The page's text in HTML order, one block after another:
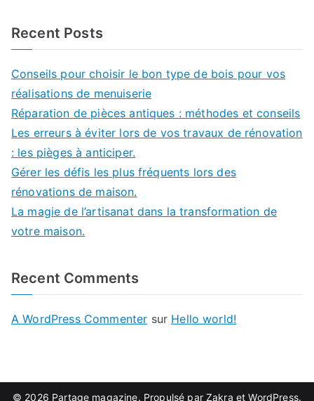
Recent Posts
Conseils pour choisir le bon type de bois pour vos
réalisations de menuiserie
Réparation de pièces antiques : méthodes et conseils
Les erreurs à éviter lors de vos travaux de rénovation
: les pièges à anticiper.
Gérer les défis les plus fréquents lors des
rénovations de maison.
La magie de l’artisanat dans la transformation de
votre maison.
Recent Comments
A WordPress Commenter sur Hello world!
© 2026 Partage magazine. Propulsé par Zakra etWordPress.